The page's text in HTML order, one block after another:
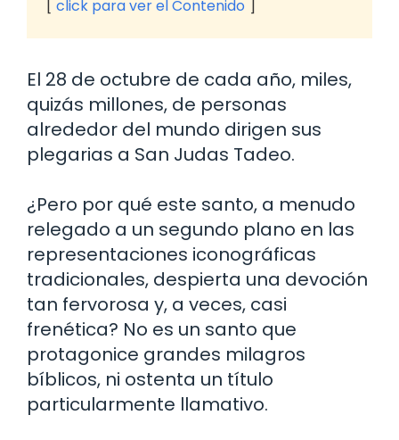
click para ver el Contenido
El 28 de octubre de cada año, miles,
quizás millones, de personas
alrededor del mundo dirigen sus
plegarias a San Judas Tadeo.
¿Pero por qué este santo, a menudo
relegado a un segundo plano en las
representaciones iconográficas
tradicionales, despierta una devoción
tan fervorosa y, a veces, casi
frenética? No es un santo que
protagonice grandes milagros
bíblicos, ni ostenta un título
particularmente llamativo.